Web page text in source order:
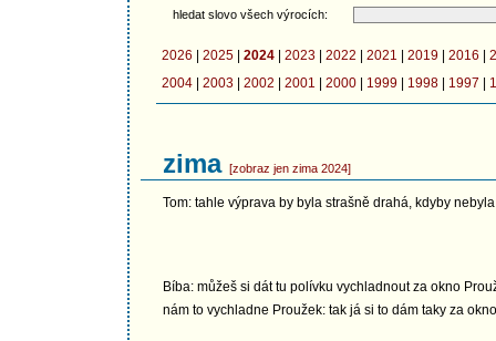
hledat slovo všech výrocích:
2026 2025 2024 2023 2022 2021 2019 2016
2004
2003 2002 2001 2000 1999 1998 1997
zima [zobraz jen zima 2024]
Tom: tahle výprava by byla strašně drahá, kdyby
Bíba: můžeš si dát tu polívku vychladnout za okno
nám to vychladne Proužek: tak já si to dám taky za okno